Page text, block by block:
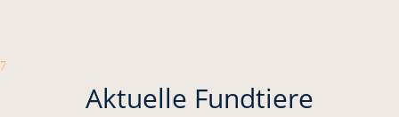
7
Aktuelle Fundtiere